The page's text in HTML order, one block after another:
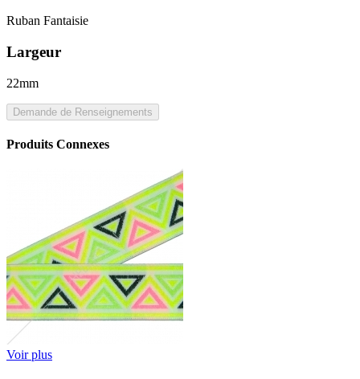
Ruban Fantaisie
Largeur
22mm
Demande de Renseignements
Produits Connexes
Voir plus